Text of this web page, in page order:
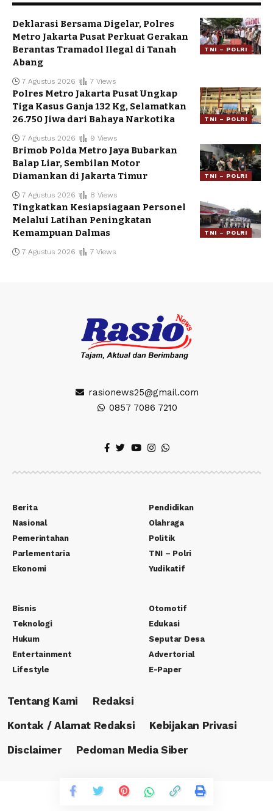
TNI – POLRI
Deklarasi Bersama Digelar, Polres
Metro Jakarta Pusat Perkuat Gerakan
Berantas Tramadol Ilegal di Tanah
Abang
7 Agustus 2026 7 Views
TNI – POLRI
Polres Metro Jakarta Pusat Ungkap
Tiga Kasus Ganja 132 Kg, Selamatkan
26.750 Jiwa dari Bahaya Narkotika
7 Agustus 2026 9 Views
TNI – POLRI
Brimob Polda Metro Jaya Bubarkan
Balap Liar, Sembilan Motor
Diamankan di Jakarta Timur
7 Agustus 2026 8 Views
TNI – POLRI
Tingkatkan Kesiapsiagaan Personel
Melalui Latihan Peningkatan
Kemampuan Dalmas
7 Agustus 2026 7 Views
rasionews25@gmail.com
0857 7086 7210
Berita
Nasional
Pemerintahan
Parlementaria
Ekonomi
Pendidikan
Olahraga
Politik
TNI – Polri
Yudikatif
Bisnis
Teknologi
Hukum
Entertainment
Lifestyle
Otomotif
Edukasi
Seputar Desa
Advertorial
E-Paper
Tentang Kami
Redaksi
Kontak / Alamat Redaksi
Kebijakan Privasi
Disclaimer
Pedoman Media Siber
Copyright © 2023 PT. Rafa Canasha Media